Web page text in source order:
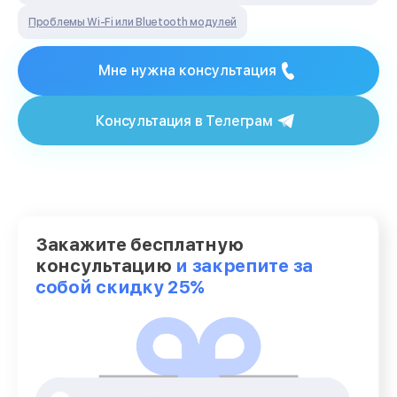
Проблемы Wi‑Fi или Bluetooth модулей
Мне нужна консультация
Консультация в Телеграм
Закажите бесплатную
консультацию и закрепите за
собой скидку 25%